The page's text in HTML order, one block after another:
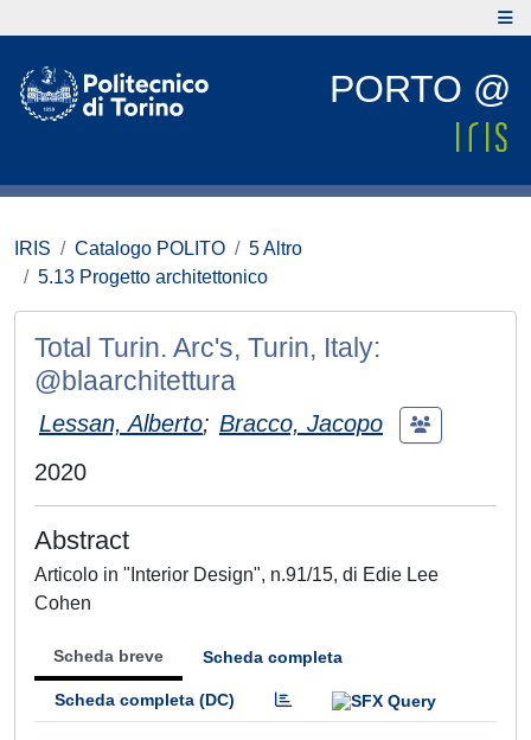
PORTO @
IRIS Catalogo POLITO
5 Altro
5.13 Progetto architettonico
Total Turin. Arc's, Turin, Italy:
@blaarchitettura
Lessan, Alberto; Bracco, Jacopo
2020
Abstract
Articolo in "Interior Design", n.91/15, di Edie Lee
Cohen
Scheda breve Scheda completa
Scheda completa (DC)